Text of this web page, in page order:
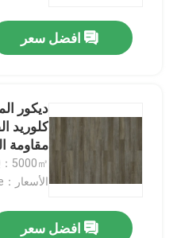
افضل سعر
ديكور
كلوريد
مقاومة
5000㎡
الأسعار：negotiable
افضل سعر